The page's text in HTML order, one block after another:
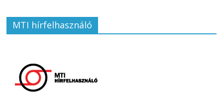
MTI hírfelhasználó